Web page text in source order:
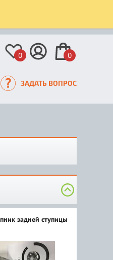
0 0
ЗАДАТЬ ВОПРОС
задней ступицы